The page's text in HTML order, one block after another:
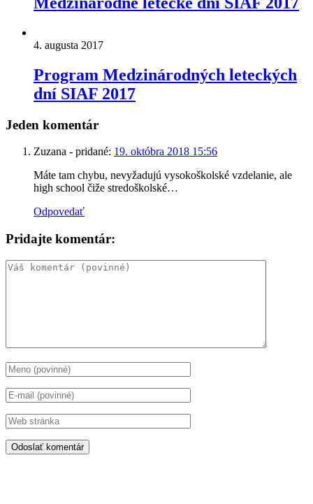
4. augusta 2017
Program Medzinárodných leteckých
dní SIAF 2017
Jeden komentár
Zuzana - pridané: 19. októbra 2018 15:56
Máte tam chybu, nevyžadujú vysokoškolské vzdelanie, ale
high school čiže stredoškolské…
Odpovedať
Pridajte komentár: